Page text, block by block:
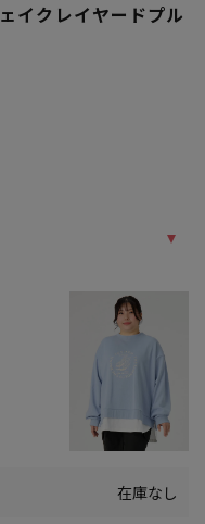
イクレイヤードプル
コンバース)】フェイクレイ
在庫なし